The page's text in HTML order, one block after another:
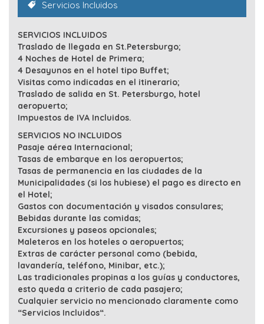
Servicios Incluidos
SERVICIOS INCLUIDOS
Traslado de llegada en St.Petersburgo;
4 Noches de Hotel de Primera;
4 Desayunos en el hotel tipo Buffet;
Visitas como indicadas en el itinerario;
Traslado de salida en St. Petersburgo, hotel
aeropuerto;
Impuestos de IVA Incluidos.
SERVICIOS NO INCLUIDOS
Pasaje aérea Internacional;
Tasas de embarque en los aeropuertos;
Tasas de permanencia en las ciudades de la
Municipalidades (si los hubiese) el pago es directo en
el Hotel;
Gastos con documentación y visados consulares;
Bebidas durante las comidas;
Excursiones y paseos opcionales;
Maleteros en los hoteles o aeropuertos;
Extras de carácter personal como (bebida,
lavandería, teléfono, Minibar, etc.);
Las tradicionales propinas a los guías y conductores,
esto queda a criterio de cada pasajero;
Cualquier servicio no mencionado claramente como
“Servicios Incluidos“.